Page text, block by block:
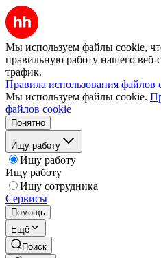
Мы используем файлы cookie,
правильную работу нашего веб-
трафик.
Правила использования файлов
Мы используем файлы cookie.
файлов cookie
Понятно
Ищу работу
Ищу работу
Ищу работу
Ищу сотрудника
Сервисы
Помощь
Ещё
Поиск